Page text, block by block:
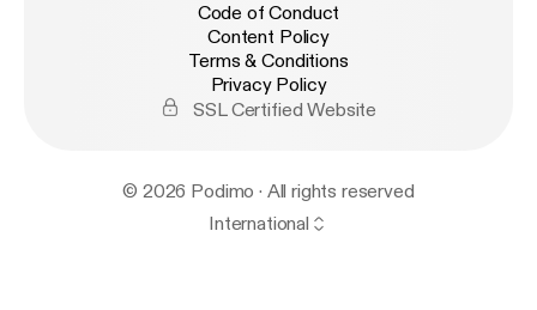
Code of Conduct
Content Policy
Terms & Conditions
Privacy Policy
SSL Certified Website
© 2026 Podimo · All rights reserved
International